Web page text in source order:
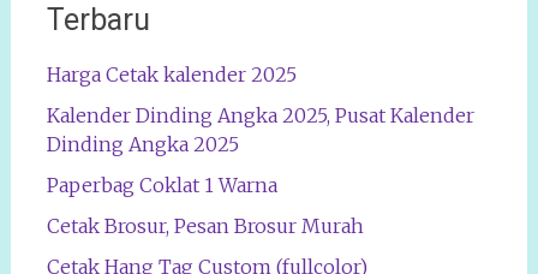
Terbaru
Harga Cetak kalender 2025
Kalender Dinding Angka 2025, Pusat Kalender
Dinding Angka 2025
Paperbag Coklat 1 Warna
Cetak Brosur, Pesan Brosur Murah
Cetak Hang Tag Custom (fullcolor)